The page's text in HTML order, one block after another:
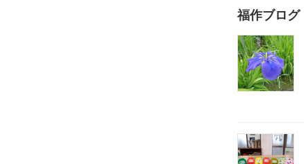
福作ブログ